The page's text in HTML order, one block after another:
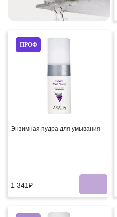
ПРОФ
Энзимная пудра для умывания
1 341₽